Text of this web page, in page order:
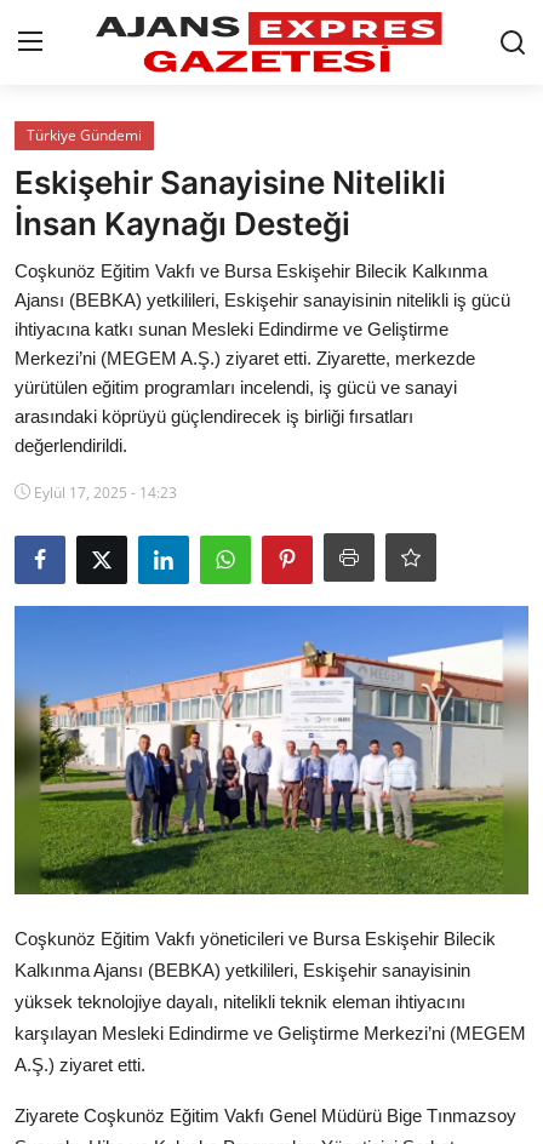
GİRİŞ YAP
AnaSayfa
Siyaset
Türkiye Gündemi
Yerel
Ekonomi
Teknoloji
Spor
TBMM Haberleri
Belediye
Sağlık
SON DAKİKA
Asayiş
Köşe Yazısı
Türkiye Gündemi
Eskişehir Sanayisine Nitelikli
İnsan Kaynağı Desteği
Coşkunöz Eğitim Vakfı ve Bursa Eskişehir Bilecik Kalkınma
Ajansı (BEBKA) yetkilileri, Eskişehir sanayisinin nitelikli iş gücü
ihtiyacına katkı sunan Mesleki Edindirme ve Geliştirme
Merkezi’ni (MEGEM A.Ş.) ziyaret etti. Ziyarette, merkezde
yürütülen eğitim programları incelendi, iş gücü ve sanayi
arasındaki köprüyü güçlendirecek iş birliği fırsatları
değerlendirildi.
Eylül 17, 2025 - 14:23
Coşkunöz Eğitim Vakfı yöneticileri ve Bursa Eskişehir Bilecik
Kalkınma Ajansı (BEBKA) yetkilileri, Eskişehir sanayisinin
yüksek teknolojiye dayalı, nitelikli teknik eleman ihtiyacını
karşılayan Mesleki Edindirme ve Geliştirme Merkezi’ni (MEGEM
A.Ş.) ziyaret etti.
Ziyarete Coşkunöz Eğitim Vakfı Genel Müdürü Bige Tınmazsoy